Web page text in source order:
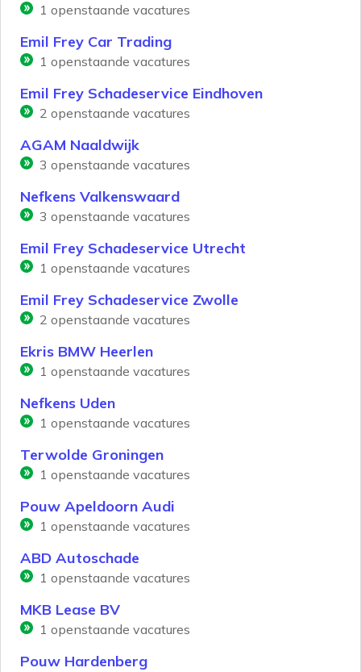
1 openstaande vacatures
Emil Frey Car Trading
1 openstaande vacatures
Emil Frey Schadeservice Eindhoven
2 openstaande vacatures
AGAM Naaldwijk
3 openstaande vacatures
Nefkens Valkenswaard
3 openstaande vacatures
Emil Frey Schadeservice Utrecht
1 openstaande vacatures
Emil Frey Schadeservice Zwolle
2 openstaande vacatures
Ekris BMW Heerlen
1 openstaande vacatures
Nefkens Uden
1 openstaande vacatures
Terwolde Groningen
1 openstaande vacatures
Pouw Apeldoorn Audi
1 openstaande vacatures
ABD Autoschade
1 openstaande vacatures
MKB Lease BV
1 openstaande vacatures
Pouw Hardenberg